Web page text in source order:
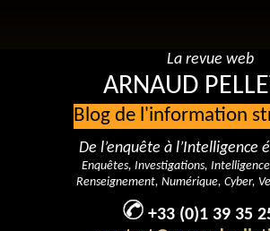
La revue web
ARNAUD
Blog de l'information
De l’enquête à l’Intelligence
Enquêtes, Investigations,
Renseignement, Numérique, Cyber,
+33 (0)1 39 35